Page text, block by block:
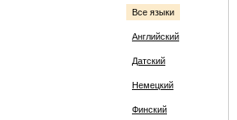
Все языки
Английский
Датский
Немецкий
Финский